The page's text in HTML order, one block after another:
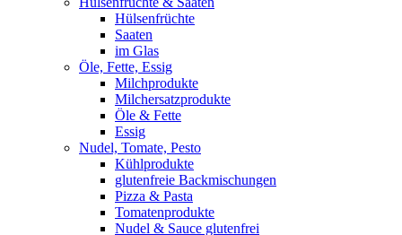
Hülsenfrüchte
Saaten
im Glas
Öle, Fette, Essig
Milchprodukte
Milchersatzprodukte
Öle & Fette
Essig
Nudel, Tomate, Pesto
Kühlprodukte
glutenfreie Backmischungen
Pizza & Pasta
Tomatenprodukte
Nudel & Sauce glutenfrei